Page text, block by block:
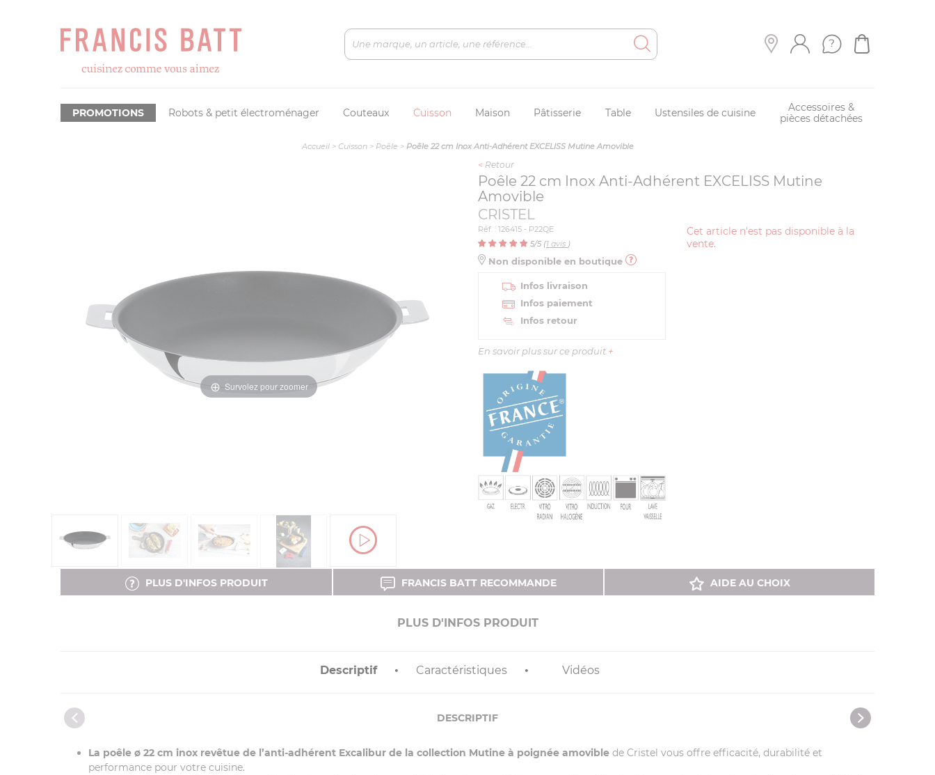
Robots & petit électroménager Couteaux Cuisson Maison Pâtisserie Table Ustensiles de cuisine
Accessoires &
pièces détachées
PROMOTIONS
Accueil> Cuisson> Poêle > Poêle 22 cm Inox Anti-Adhérent EXCELISS Mutine Amovible
Survolez pour zoomer
< Retour
Poêle 22 cm Inox Anti-Adhérent EXCELISS Mutine
Amovible
CRISTEL
Cet article n'est pas disponible à la
vente.
Réf. : 126415 - P22QE
5/5 (1 avis )
Non disponible en boutique
Infos livraison
Infos paiement
Infos retour
En savoir plus sur ce produit +
PLUS D'INFOS PRODUIT FRANCIS BATT RECOMMANDE AIDE AU CHOIX
PLUS D'INFOS PRODUIT
Descriptif Caractéristiques Vidéos
DESCRIPTIF
La poêle ø 22 cm inox revêtue de l’anti-adhérent Excalibur de la collection Mutine à poignée amovible de Cristel vous offre efficacité, durabilité et
performance pour votre cuisine.